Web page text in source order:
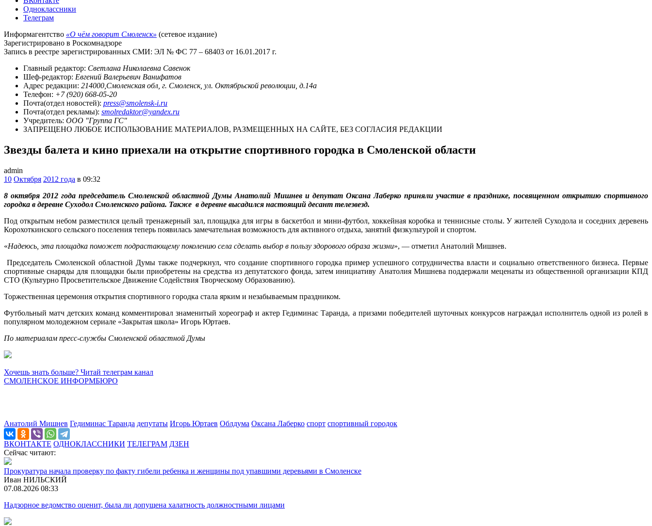
Одноклассники
Телеграм
Информагентство «О чём говорит Смоленск» (сетевое издание)
Зарегистрировано в Роскомнадзоре
Запись в реестре зарегистрированных СМИ: ЭЛ № ФС 77 – 68403 от 16.01.2017 г.
Главный редактор: Светлана Николаевна Савенок
Шеф-редактор: Евгений Валерьевич Ванифатов
Адрес редакции: 214000,Смоленская обл, г. Смоленск, ул. Октябрьской революции, д.14а
Телефон: +7 (920) 668-05-20
Почта(отдел новостей): press@smolensk-i.ru
Почта(отдел рекламы): smolredaktor@yandex.ru
Учредитель: ООО "Группа ГС"
ЗАПРЕЩЕНО ЛЮБОЕ ИСПОЛЬЗОВАНИЕ МАТЕРИАЛОВ, РАЗМЕЩЕННЫХ НА САЙТЕ, БЕЗ СОГЛАСИЯ РЕДАКЦИИ
Звезды балета и кино приехали на открытие спортивного городка в Смоленской области
admin
10 Октября 2012 года в 09:32
8 октября 2012 года председатель Смоленской областной Думы Анатолий Мишнев и депутат Оксана Лаберко приняли участие в празднике, посвященном открытию спортивного
городка в деревне Суходол Смоленского района. Также в деревне высадился настоящий десант телезвезд.
Под открытым небом разместился целый тренажерный зал, площадка для игры в баскетбол и мини-футбол, хоккейная коробка и теннисные столы. У жителей Суходола и соседних деревень
Корохоткинского сельского поселения теперь появилась замечательная возможность для активного отдыха, занятий физкультурой и спортом.
«Надеюсь, эта площадка поможет подрастающему поколению села сделать выбор в пользу здорового образа жизни», — отметил Анатолий Мишнев.
Председатель Смоленской областной Думы также подчеркнул, что создание спортивного городка пример успешного сотрудничества власти и социально ответственного бизнеса. Первые
спортивные снаряды для площадки были приобретены на средства из депутатского фонда, затем инициативу Анатолия Мишнева поддержали меценаты из общественной организации КПД
СТО (Культурно Просветительское Движение Содействия Творческому Образованию).
Торжественная церемония открытия спортивного городка стала ярким и незабываемым праздником.
Футбольный матч детских команд комментировал знаменитый хореограф и актер Гедиминас Таранда, а призами победителей шуточных конкурсов награждал исполнитель одной из ролей в
популярном молодежном сериале «Закрытая школа» Игорь Юртаев.
По материалам пресс-службы Смоленской областной Думы
Хочешь знать больше? Читай телеграм канал
СМОЛЕНСКОЕ ИНФОРМБЮРО
Анатолий Мишнев Гедиминас Таранда депутаты Игорь Юртаев Облдума Оксана Лаберко спорт спортивный городок
ВКОНТАКТЕ ОДНОКЛАССНИКИ ТЕЛЕГРАМ ДЗЕН
Сейчас читают:
Прокуратура начала проверку по факту гибели ребенка и женщины под упавшими деревьями в Смоленске
Иван НИЛЬСКИЙ
07.08.2026 08:33
Надзорное ведомство оценит, была ли допущена халатность должностными лицами